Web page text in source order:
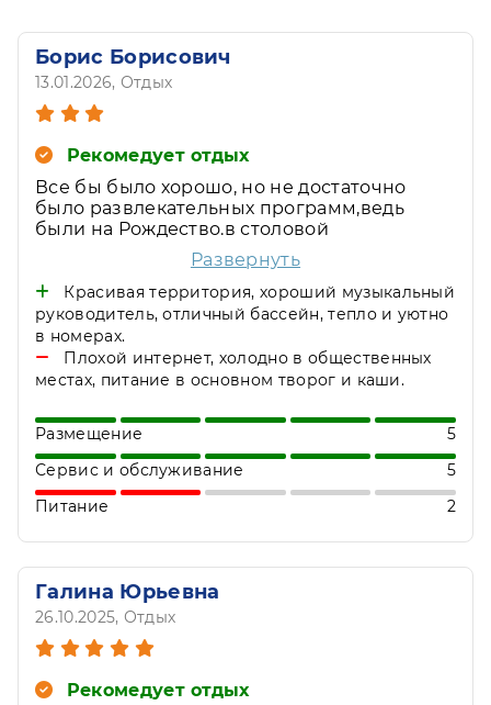
Борис Борисович
13.01.2026, Отдых
Рекомедует отдых
Все бы было хорошо, но не достаточно
было развлекательных программ,ведь
были на Рождество.в столовой
температура 16 градусов. Еда в основном
творог и каши. Рыбы за 5 дней пребывания
не было не разу.
Развернуть
Красивая территория, хороший музыкальный
руководитель, отличный бассейн, тепло и уютно
в номерах.
Плохой интернет, холодно в общественных
местах, питание в основном творог и каши.
Размещение
5
Сервис и обслуживание
5
Питание
2
Галина Юрьевна
26.10.2025, Отдых
Рекомедует отдых